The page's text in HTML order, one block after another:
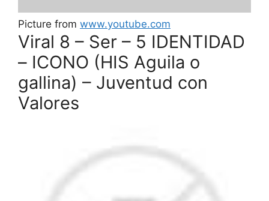
Picture from www.youtube.com
Viral 8 – Ser – 5 IDENTIDAD
– ICONO (HIS Aguila o
gallina) – Juventud con
Valores